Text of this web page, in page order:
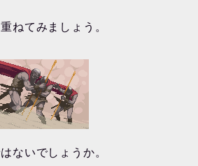
ねてみましょう。
ないでしょうか。